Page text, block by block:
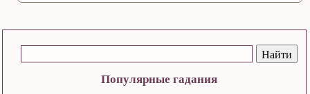
Популярные гадания